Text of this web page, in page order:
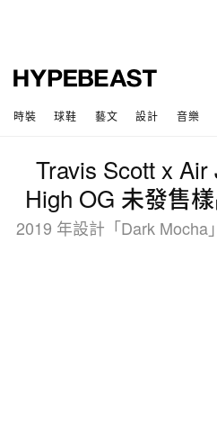
時裝 球鞋 藝文 設計 音樂
Travis Scott x
High OG 未發售
2019 年設計「Dark Mocha